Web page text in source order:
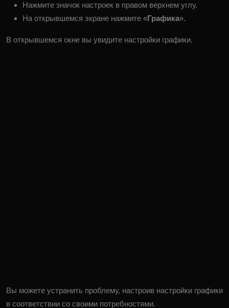
Нажмите значок настроек в правом верхнем углу.
На открывшемся экране нажмите «Графика».
В открывшемся окне вы увидите настройки графики.
Вы можете устранить проблему, настроив настройки графики
в соответствии со своими потребностями.